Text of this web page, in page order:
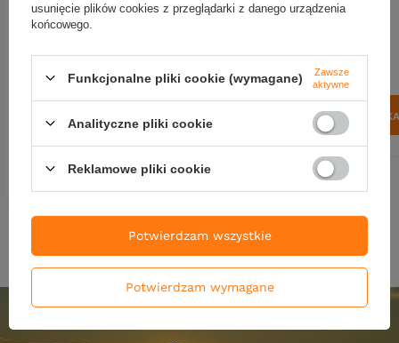
Plecionka YGK X-Braid Upgrade
63,70 zł
(0,42 zł / m)
Kup za: 2102.1pktpunktów
Ilość produktówDO KOSZYKA
(0,45 zł / m)
Kup za: 2937pktpunktów
Ilość produktów
DO
usunięcie plików cookies z przeglądarki z danego urządzenia
końcowego.
Funkcjonalne pliki cookie (wymagane)
Zawsze
aktywne
Analityczne pliki cookie
Reklamowe pliki cookie
Potwierdzam wymagane
Potwierdzam wszystkie